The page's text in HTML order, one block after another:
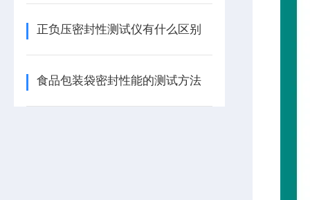
正负压密封性测试仪有什么区别
食品包装袋密封性能的测试方法